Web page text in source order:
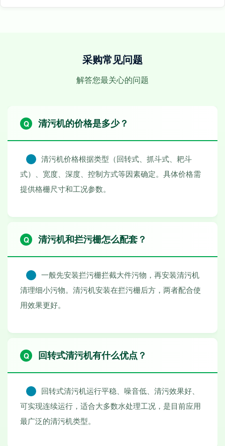
采购常见问题
解答您最关心的问题
清污机的价格是多少？
清污机价格根据类型（回转式、抓斗式、耙斗
式）、宽度、深度、控制方式等因素确定。具体价格需
提供格栅尺寸和工况参数。
清污机和拦污栅怎么配套？
一般先安装拦污栅拦截大件污物，再安装清污机
清理细小污物。清污机安装在拦污栅后方，两者配合使
用效果更好。
回转式清污机有什么优点？
回转式清污机运行平稳、噪音低、清污效果好、
可实现连续运行，适合大多数水处理工况，是目前应用
最广泛的清污机类型。